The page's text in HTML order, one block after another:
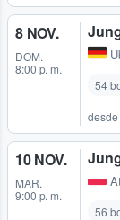
8 NOV.
DOM.
8:00 p. m.
54
desde
10 NOV.
MAR.
9:00 p. m.
56